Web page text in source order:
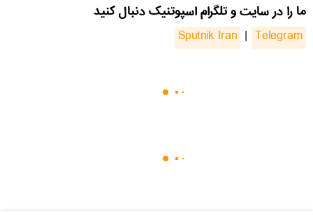
ما را در سایت و تلگرام اسپوتنیک دنبال کنید
Sputnik Iran | Telegram